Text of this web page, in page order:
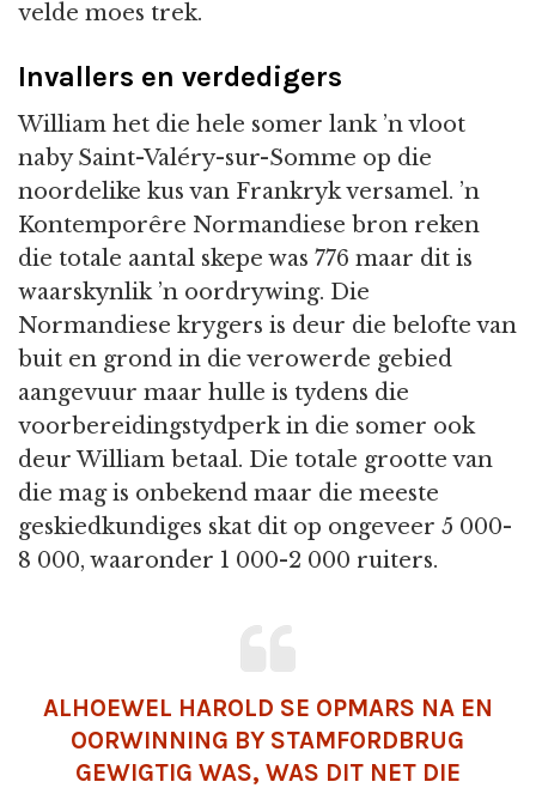
velde moes trek.
Invallers en verdedigers
William het die hele somer lank ’n vloot
naby Saint-Valéry-sur-Somme op die
noordelike kus van Frankryk versamel. ’n
Kontemporêre Normandiese bron reken
die totale aantal skepe was 776 maar dit is
waarskynlik ’n oordrywing. Die
Normandiese krygers is deur die belofte van
buit en grond in die verowerde gebied
aangevuur maar hulle is tydens die
voorbereidingstydperk in die somer ook
deur William betaal. Die totale grootte van
die mag is onbekend maar die meeste
geskiedkundiges skat dit op ongeveer 5 000-
8 000, waaronder 1 000-2 000 ruiters.
ALHOEWEL HAROLD SE OPMARS NA EN
OORWINNING BY STAMFORDBRUG
GEWIGTIG WAS, WAS DIT NET DIE